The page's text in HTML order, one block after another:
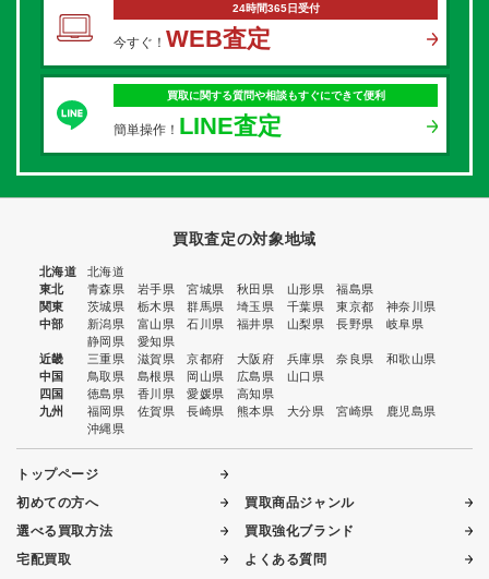
24時間365日受付
今すぐ！ WEB査定
買取に関する質問や相談もすぐにできて便利
簡単操作！ LINE査定
買取査定の対象地域
北海道
北海道
東北
青森県 岩手県 宮城県 秋田県 山形県
福島県
関東
茨城県 栃木県 群馬県 埼玉県 千葉県 東京都
神奈川県
中部
新潟県 富山県 石川県 福井県 山梨県 長野県
岐阜県
静岡県
愛知県
近畿
三重県 滋賀県 京都府 大阪府 兵庫県 奈良県
和歌山県
中国
鳥取県 島根県 岡山県 広島県
山口県
四国
徳島県 香川県 愛媛県
高知県
九州
福岡県 佐賀県 長崎県 熊本県 大分県 宮崎県
鹿児島県
沖縄県
トップページ
初めての方へ
選べる買取方法
宅配買取
買取商品ジャンル
買取強化ブランド
よくある質問